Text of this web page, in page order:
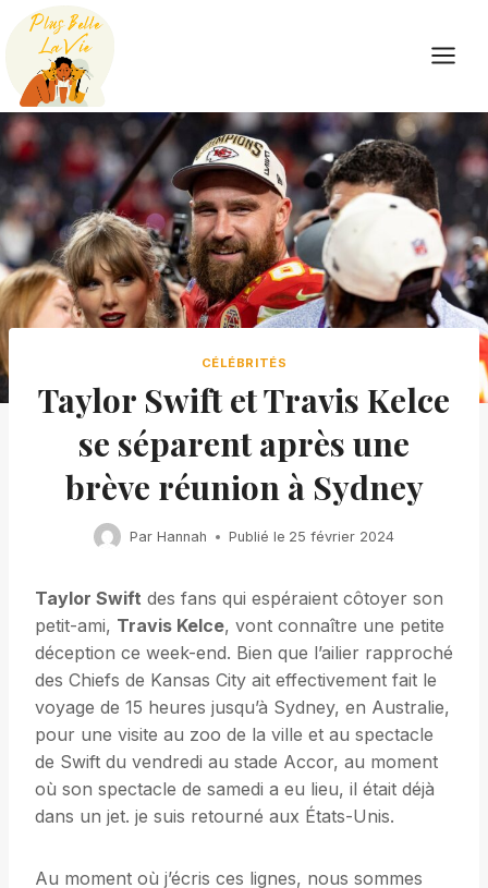
Skip
content
CÉLÉBRITÉS
Taylor Swift et Travis Kelce
se séparent après une
brève réunion à Sydney
Par Hannah Publié le 25 février 2024
Taylor Swift des fans qui espéraient côtoyer son
petit-ami, Travis Kelce, vont connaître une petite
déception ce week-end. Bien que l’ailier rapproché
des Chiefs de Kansas City ait effectivement fait le
voyage de 15 heures jusqu’à Sydney, en Australie,
pour une visite au zoo de la ville et au spectacle
de Swift du vendredi au stade Accor, au moment
où son spectacle de samedi a eu lieu, il était déjà
dans un jet. je suis retourné aux États-Unis.
Au moment où j’écris ces lignes, nous sommes